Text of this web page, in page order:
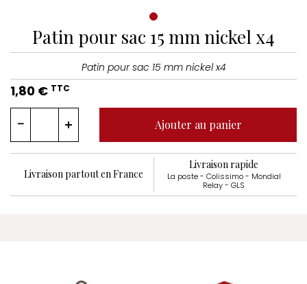
Patin pour sac 15 mm nickel x4
Patin pour sac 15 mm nickel x4
1,80 € TTC
Ajouter au panier
Livraison partout en France
Livraison rapide
La poste - Colissimo - Mondial
Relay - GLS